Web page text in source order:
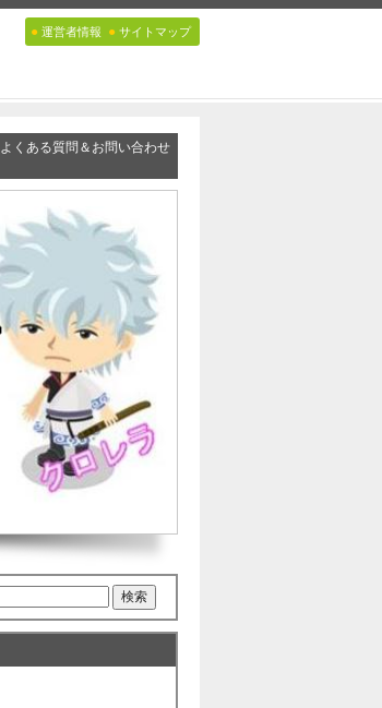
● 運営者情報 ● サイトマップ
よくある質問＆お問い合わせ